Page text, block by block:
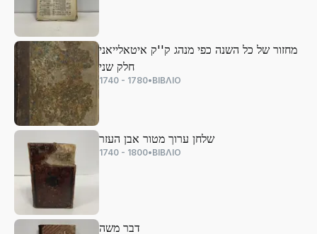
מחזור של כל השנה כפי מנהג ק''ק איטאלייאני
חלק שני
1740 - 1780•ΒΙΒΛΙΟ
שלחן ערוך מטור אבן העזר
1740 - 1800•ΒΙΒΛΙΟ
דבר משה